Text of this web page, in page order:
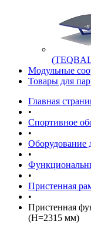
Модульные
Товары для
Главная
•
Спортивное
•
Оборудование
•
•
Пристенная
•
Пристенная
(H=2315 мм)